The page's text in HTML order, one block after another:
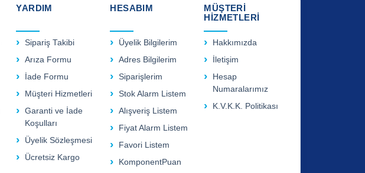
YARDIM
Sipariş Takibi
Arıza Formu
İade Formu
Müşteri Hizmetleri
Garanti ve İade
Koşulları
Üyelik Sözleşmesi
Ücretsiz Kargo
HESABIM
Üyelik Bilgilerim
Adres Bilgilerim
Siparişlerim
Stok Alarm Listem
Alışveriş Listem
Fiyat Alarm Listem
Favori Listem
KomponentPuan
MÜŞTERİ
HİZMETLERİ
Hakkımızda
İletişim
Hesap
Numaralarımız
K.V.K.K. Politikası